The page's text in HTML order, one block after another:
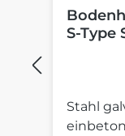
S-Type
Stahl